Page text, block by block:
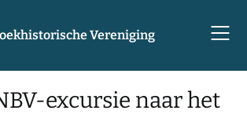
Vereniging
excursie naar het